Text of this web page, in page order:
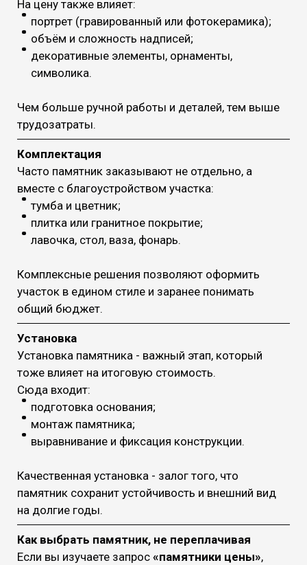
На цену также влияет:
портрет (гравированный или фотокерамика);
объём и сложность надписей;
декоративные элементы, орнаменты,
символика.
Чем больше ручной работы и деталей, тем выше
трудозатраты.
Комплектация
Часто памятник заказывают не отдельно, а
вместе с благоустройством участка:
тумба и цветник;
плитка или гранитное покрытие;
лавочка, стол, ваза, фонарь.
Комплексные решения позволяют оформить
участок в едином стиле и заранее понимать
общий бюджет.
Установка
Установка памятника - важный этап, который
тоже влияет на итоговую стоимость.
Сюда входит:
подготовка основания;
монтаж памятника;
выравнивание и фиксация конструкции.
Качественная установка - залог того, что
памятник сохранит устойчивость и внешний вид
на долгие годы.
Как выбрать памятник, не переплачивая
Если вы изучаете запрос «памятники цены»,